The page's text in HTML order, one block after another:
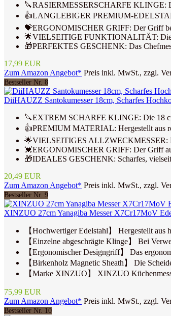
🔪RASIERMESSERSCHARFE KLINGE:
👍LANGLEBIGER PREMIUM-
💝ERGONOMISCHER GRIFF: Der Griff
🌟VIELSEITIGE FUNKTIONALITÄT: Die
🎁PERFEKTES GESCHENK: Das
17,99 EUR
Zum Amazon Angebot* Preis inkl. MwSt., zzgl.
Bestseller Nr. 8
DiiHAUZZ Santokumesser 18cm, Scharfes
🔪EXTREM SCHARFE KLINGE: Die 18
👍PREMIUM MATERIAL: Hergestellt aus
🌟VIELSEITIGES ALLZWECKMESSER:
💓ERGONOMISCHER GRIFF: Der Griff
🎁IDEALES GESCHENK: Scharfes,
20,49 EUR
Zum Amazon Angebot* Preis inkl. MwSt., zzgl.
Bestseller Nr. 9
XINZUO 27cm Yanagiba Messer X7Cr17MoV
【Hochwertiger Edelstahl】 Hergestellt
【Einzelne abgeschrägte Klinge】 Bei
【Ergonomischer Designgriff】 Das
【Birkenholz Magnetic Sheath】 Die
【Marke XINZUO】 XINZUO
75,99 EUR
Zum Amazon Angebot* Preis inkl. MwSt., zzgl.
Bestseller Nr. 10